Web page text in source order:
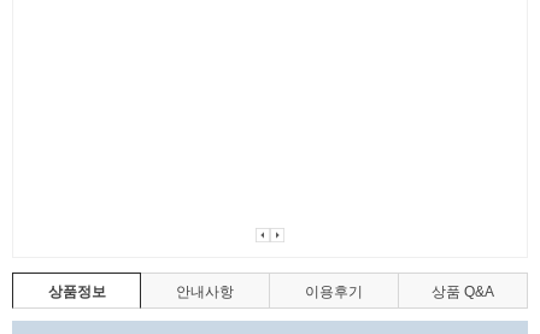
상품정보 안내사항 이용후기 상품 Q&A